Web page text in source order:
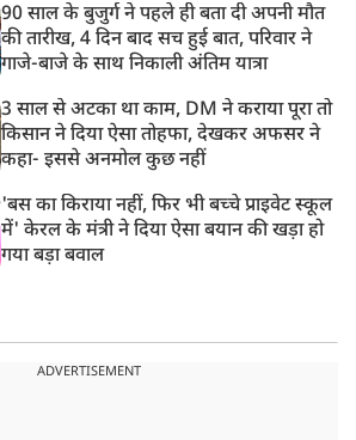
90 साल के बुजुर्ग ने पहले ही बता दी अपनी मौत
की तारीख, 4 दिन बाद सच हुई बात, परिवार ने
गाजे-बाजे के साथ निकाली अंतिम यात्रा
3 साल से अटका था काम, DM ने कराया पूरा तो
किसान ने दिया ऐसा तोहफा, देखकर अफसर ने
कहा- इससे अनमोल कुछ नहीं
'बस का किराया नहीं, फिर भी बच्चे प्राइवेट स्कूल
में' केरल के मंत्री ने दिया ऐसा बयान की खड़ा हो
गया बड़ा बवाल
ADVERTISEMENT